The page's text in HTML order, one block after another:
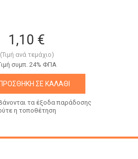
1,10 €
(Τιμή ανά τεμάχιο)
συμπ. 24% ΦΠΑ
ΠΡΟΣΘΉΚΗ ΣΕ ΚΑΛΆΘΙ
τα έξοδα παράδοσης
η τοποθέτηση